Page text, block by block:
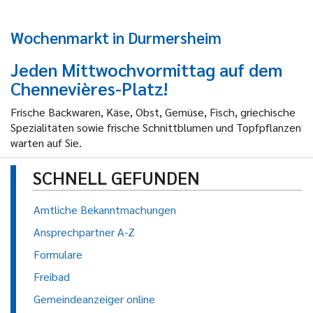
Wochenmarkt in Durmersheim
Jeden Mittwochvormittag auf dem
Chennevières-Platz!
Frische Backwaren, Käse, Obst, Gemüse, Fisch, griechische
Spezialitäten sowie frische Schnittblumen und Topfpflanzen
warten auf Sie.
SCHNELL GEFUNDEN
Amtliche Bekanntmachungen
Ansprechpartner A-Z
Formulare
Freibad
Gemeindeanzeiger online